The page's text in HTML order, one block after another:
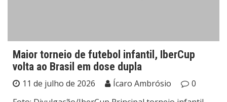
Maior torneio de futebol infantil, IberCup
volta ao Brasil em dose dupla
11 de julho de 2026 Ícaro Ambrósio
0